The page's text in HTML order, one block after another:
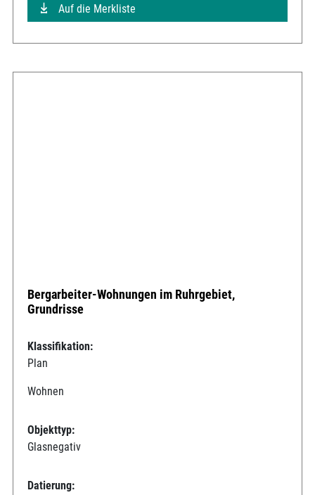
Auf die Merkliste
Bergarbeiter-Wohnungen im Ruhrgebiet,
Grundrisse
Klassifikation:
Plan
Wohnen
Objekttyp:
Glasnegativ
Datierung: